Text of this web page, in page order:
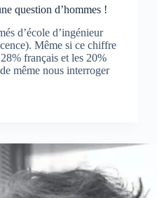
question d’hommes !
d’école d’ingénieur
Même si ce chiffre
français et les 20%
même nous interroger